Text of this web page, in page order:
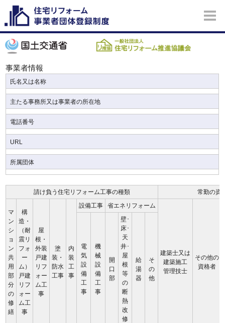
事業者情報
氏名又は名称
主たる事務所又は事業者の所在地
電話番号
URL
所属団体
請け負う住宅リフォーム工事の種類 常勤の資
マ
ン
シ
ョ
ン
共
用
部
分
の
修
繕
構
造・
（耐
震リ
フォ
ー
ム）
戸建
リフ
ォー
ム工
事
屋
根・
外装
戸建
リフ
ォー
ム工
事
塗
装・
防水
工事
内
装
工
事
設備工事 省エネリフォーム
建築士又は
建築施工
管理技士
その他の
資格者
電
気
設
備
工
事
機
械
設
備
工
事
開
口
部
壁･
床･
天
井･
屋
根
等
の
断
熱
改
修
給
湯
器
そ
の
他